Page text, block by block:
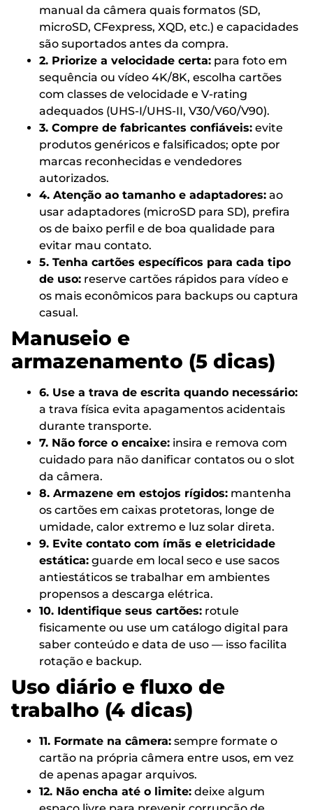
manual da câmera quais formatos (SD,
microSD, CFexpress, XQD, etc.) e capacidades
são suportados antes da compra.
2. Priorize a velocidade certa: para foto em
sequência ou vídeo 4K/8K, escolha cartões
com classes de velocidade e V-rating
adequados (UHS-I/UHS-II, V30/V60/V90).
3. Compre de fabricantes confiáveis: evite
produtos genéricos e falsificados; opte por
marcas reconhecidas e vendedores
autorizados.
4. Atenção ao tamanho e adaptadores: ao
usar adaptadores (microSD para SD), prefira
os de baixo perfil e de boa qualidade para
evitar mau contato.
5. Tenha cartões específicos para cada tipo
de uso: reserve cartões rápidos para vídeo e
os mais econômicos para backups ou captura
casual.
Manuseio e
armazenamento (5 dicas)
6. Use a trava de escrita quando necessário:
a trava física evita apagamentos acidentais
durante transporte.
7. Não force o encaixe: insira e remova com
cuidado para não danificar contatos ou o slot
da câmera.
8. Armazene em estojos rígidos: mantenha
os cartões em caixas protetoras, longe de
umidade, calor extremo e luz solar direta.
9. Evite contato com ímãs e eletricidade
estática: guarde em local seco e use sacos
antiestáticos se trabalhar em ambientes
propensos a descarga elétrica.
10. Identifique seus cartões: rotule
fisicamente ou use um catálogo digital para
saber conteúdo e data de uso — isso facilita
rotação e backup.
Uso diário e fluxo de
trabalho (4 dicas)
11. Formate na câmera: sempre formate o
cartão na própria câmera entre usos, em vez
de apenas apagar arquivos.
12. Não encha até o limite: deixe algum